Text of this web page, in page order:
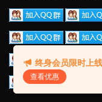
终身会员限时上线
查看优惠